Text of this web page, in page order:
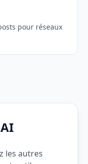
pour réseaux
les autres